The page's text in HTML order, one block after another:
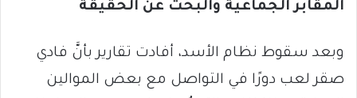
المقابر الجماعية والبحث عن الحقيقة
وبعد سقوط نظام الأسد، أفادت تقارير بأنَّ فادي
صقر لعب دورًا في التواصل مع بعض الموالين